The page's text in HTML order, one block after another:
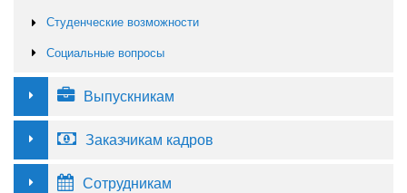
Студенческие возможности
Социальные вопросы
Выпускникам
Заказчикам кадров
Сотрудникам